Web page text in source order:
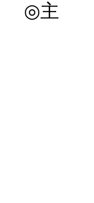
◎主 演
杰克
安东
艾琳
拉兹
托默
凯伦
杰弗